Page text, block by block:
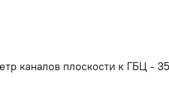
каналов плоскости к ГБЦ -